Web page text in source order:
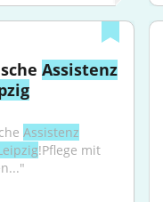
Assistenz
Assistenz
!Pflege mit